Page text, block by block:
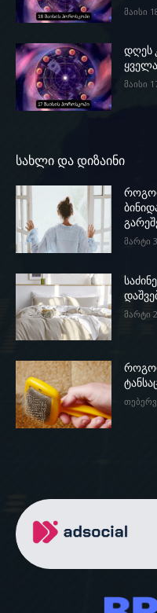
მაისი
დღეს
მაისი
სახლი და დიზაინი
მარტი
მარტი